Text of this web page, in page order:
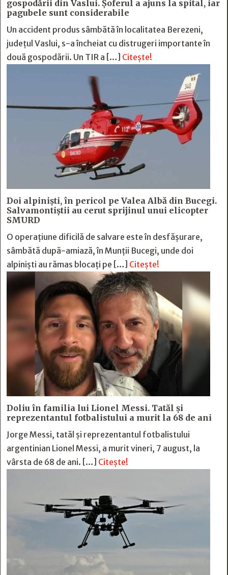
gospodării din Vaslui. Șoferul a ajuns la spital, iar
pagubele sunt considerabile
Un accident produs sâmbătă în localitatea Berezeni,
județul Vaslui, s-a încheiat cu distrugeri importante în
două gospodării. Un TIR a […] Citește!
Doi alpiniști, în pericol pe Valea Albă din Bucegi.
Salvamontiștii au cerut sprijinul unui elicopter
SMURD
O operațiune dificilă de salvare este în desfășurare,
sâmbătă după-amiază, în Munții Bucegi, unde doi
alpiniști au rămas blocați pe […] Citește!
Doliu în familia lui Lionel Messi. Tatăl și
reprezentantul fotbalistului a murit la 68 de ani
Jorge Messi, tatăl și reprezentantul fotbalistului
argentinian Lionel Messi, a murit vineri, 7 august, la
vârsta de 68 de ani. […] Citește!